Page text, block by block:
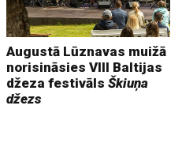
Augustā Lūznavas muižā
norisināsies VIII Baltijas
džeza festivālsŠkiuņa
džezs